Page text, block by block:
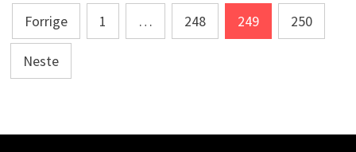
Sidepaginering
Forrige 1 … 248 249 250
Neste